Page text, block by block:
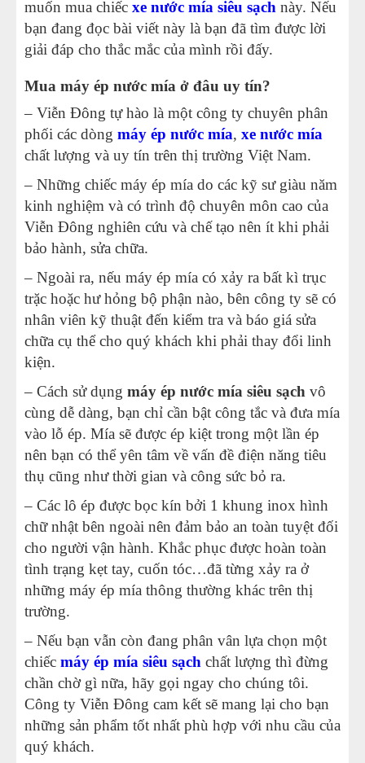
muốn mua chiếc xe nước mía siêu sạch này. Nếu
bạn đang đọc bài viết này là bạn đã tìm được lời
giải đáp cho thắc mắc của mình rồi đấy.
Mua máy ép nước mía ở đâu uy tín?
– Viễn Đông tự hào là một công ty chuyên phân
phối các dòng máy ép nước mía, xe nước mía
chất lượng và uy tín trên thị trường Việt Nam.
– Những chiếc máy ép mía do các kỹ sư giàu năm
kinh nghiệm và có trình độ chuyên môn cao của
Viễn Đông nghiên cứu và chế tạo nên ít khi phải
bảo hành, sửa chữa.
– Ngoài ra, nếu máy ép mía có xảy ra bất kì trục
trặc hoặc hư hỏng bộ phận nào, bên công ty sẽ có
nhân viên kỹ thuật đến kiểm tra và báo giá sửa
chữa cụ thể cho quý khách khi phải thay đổi linh
kiện.
– Cách sử dụng máy ép nước mía siêu sạch vô
cùng dễ dàng, bạn chỉ cần bật công tắc và đưa mía
vào lỗ ép. Mía sẽ được ép kiệt trong một lần ép
nên bạn có thể yên tâm về vấn đề điện năng tiêu
thụ cũng như thời gian và công sức bỏ ra.
– Các lô ép được bọc kín bởi 1 khung inox hình
chữ nhật bên ngoài nên đảm bảo an toàn tuyệt đối
cho người vận hành. Khắc phục được hoàn toàn
tình trạng kẹt tay, cuốn tóc…đã từng xảy ra ở
những máy ép mía thông thường khác trên thị
trường.
– Nếu bạn vẫn còn đang phân vân lựa chọn một
chiếc máy ép mía siêu sạch chất lượng thì đừng
chần chờ gì nữa, hãy gọi ngay cho chúng tôi.
Công ty Viễn Đông cam kết sẽ mang lại cho bạn
những sản phẩm tốt nhất phù hợp với nhu cầu của
quý khách.